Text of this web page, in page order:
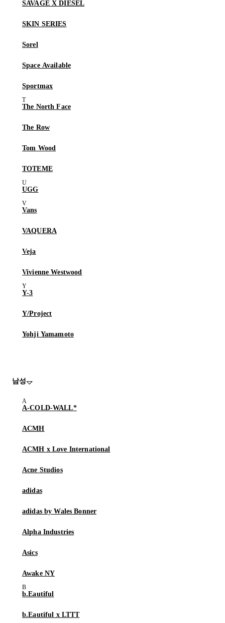
SAVAGE X DIESEL
SKIN SERIES
Sorel
Space Available
Sportmax
The North Face
The Row
Tom Wood
TOTEME
UGG
Vans
VAQUERA
Veja
Vivienne Westwood
Y-3
Y/Project
Yohji Yamamoto
남성
A-COLD-WALL*
ACMH
ACMH x Love International
Acne Studios
adidas
adidas by Wales Bonner
Alpha Industries
Asics
Awake NY
b.Eautiful
b.Eautiful x LTTT